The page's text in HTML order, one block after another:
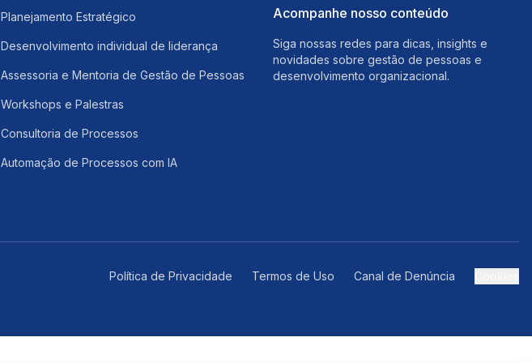
Planejamento Estratégico
Desenvolvimento individual de liderança
Assessoria e Mentoria de Gestão de Pessoas
Workshops e Palestras
Consultoria de Processos
Automação de Processos com IA
Acompanhe nosso conteúdo
Siga nossas redes para dicas, insights e
novidades sobre gestão de pessoas e
desenvolvimento organizacional.
Política de Privacidade Termos de Uso Canal de Denúncia